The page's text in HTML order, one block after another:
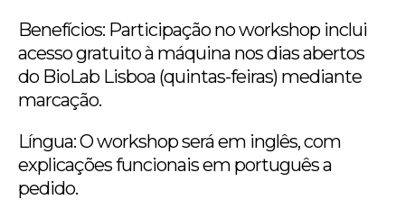
Benefícios: Participação no workshop inclui
acesso gratuito à máquina nos dias abertos
do BioLab Lisboa (quintas-feiras) mediante
marcação.
Língua: O workshop será em inglês, com
explicações funcionais em português a
pedido.